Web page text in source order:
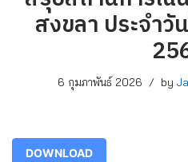
สงขลา ประจำ
6 กุมภาพันธ์ 2026 by
DOWNLOAD